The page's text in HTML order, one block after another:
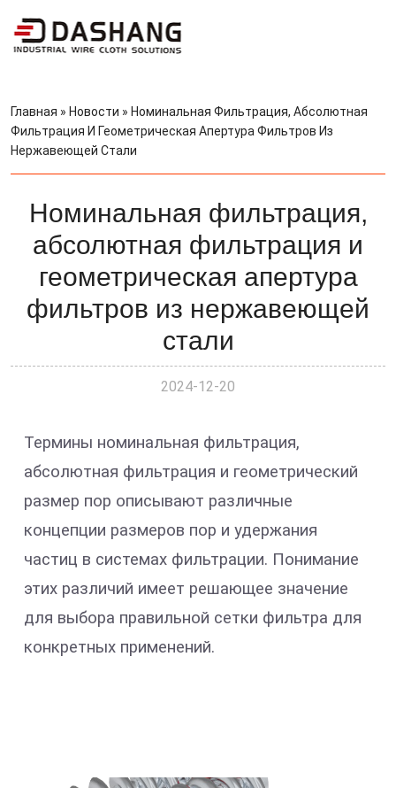
Главная » Новости » Номинальная Фильтрация, Абсолютная
Фильтрация И Геометрическая Апертура Фильтров Из
Нержавеющей Стали
Номинальная фильтрация,
абсолютная фильтрация и
геометрическая апертура
фильтров из нержавеющей
стали
2024-12-20
Термины номинальная фильтрация,
абсолютная фильтрация и геометрический
размер пор описывают различные
концепции размеров пор и удержания
частиц в системах фильтрации. Понимание
этих различий имеет решающее значение
для выбора правильной сетки фильтра для
конкретных применений.